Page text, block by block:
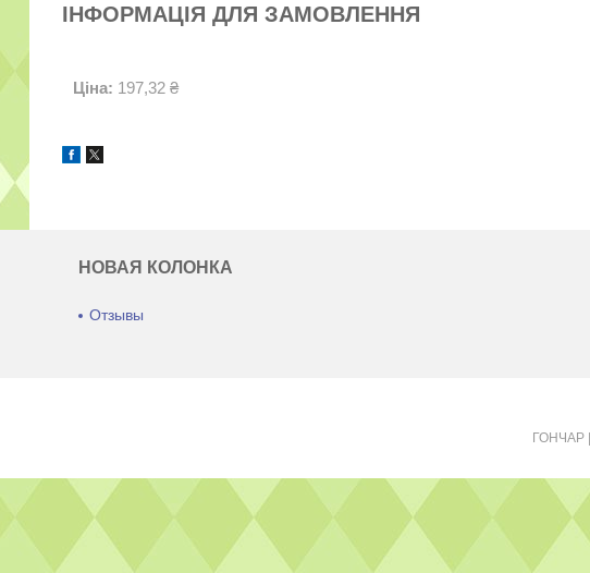
ІНФОРМАЦІЯ ДЛЯ ЗАМОВЛЕННЯ
Ціна: 197,32 ₴
НОВАЯ КОЛОНКА
Отзывы
ГОНЧАР |